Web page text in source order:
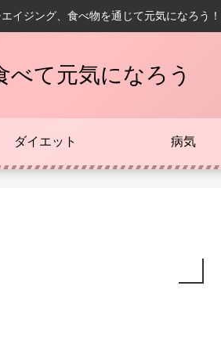
イジング、食べ物を通じて元気になろう！
べて元気になろう
ダイエット 病気